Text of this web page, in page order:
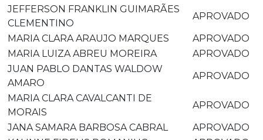
JEFFERSON FRANKLIN GUIMARÃES
CLEMENTINO
APROVADO
MARIA CLARA ARAUJO MARQUES
APROVADO
MARIA LUIZA ABREU MOREIRA
APROVADO
JUAN PABLO DANTAS WALDOW
AMARO
APROVADO
MARIA CLARA CAVALCANTI DE
MORAIS
APROVADO
JANA SAMARA BARBOSA CABRAL
APROVADO